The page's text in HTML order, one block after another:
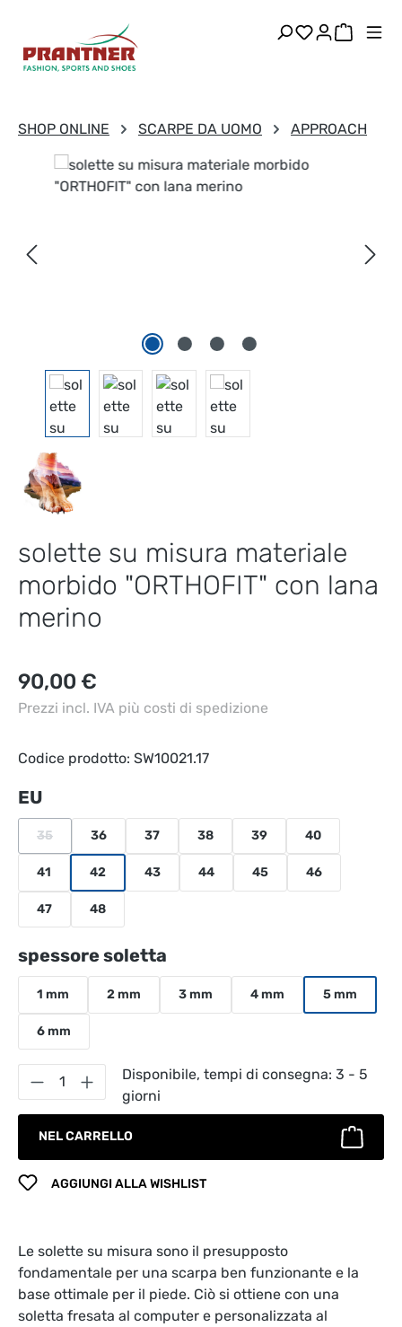
Passa al contenuto principale
Hai 0Il
SHOP ONLINE SCARPE DA UOMO APPROACH
Salta la galleria di immagini
solette su misura materiale
morbido "ORTHOFIT" con lana
merino
Prezzo normale:
90,00 €
Prezzi incl. IVA più costi di spedizione
Codice prodotto: SW10021.17
Seleziona
EU
35
(Questa opzione non è al momento disponibile.)
36 37 38 39 40
41 42 43 44 45 46
47 48
Seleziona
spessore soletta
1 mm 2 mm 3 mm 4 mm 5 mm
6 mm
Quantità del prodotto: inserisci la
Disponibile, tempi di consegna: 3 - 5
giorni
NEL CARRELLO
AGGIUNGI ALLA WISHLIST
Le solette su misura sono il presupposto
fondamentale per una scarpa ben funzionante e la
base ottimale per il piede. Ciò si ottiene con una
soletta fresata al computer e personalizzata al